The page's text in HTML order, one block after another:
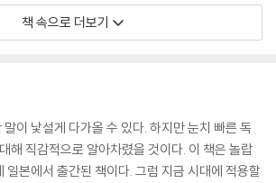
어 원서에서 누구보다도 빨리 정보를 손에 넣을
를 도입해서 일본에 맞게 살짝 개선한 것뿐이다.
국에서 19년간 개발한 노하우를 반년 만에 일본
실력이 아니다. 미국인 덕분에 나는 편하게 돈을
책 속으로 더보기
말이 낯설게 다가올 수 있다. 하지만 눈치 빠른 독
해 직감적으로 알아차렸을 것이다. 이 책은 놀랍
본에서 출간된 책이다. 그럼 지금 시대에 적용할